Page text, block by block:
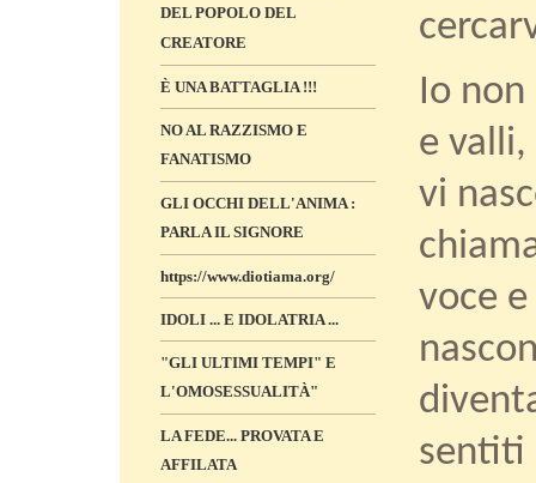
DEL POPOLO DEL
CREATORE
È UNA BATTAGLIA !!!
NO AL RAZZISMO E
FANATISMO
GLI OCCHI DELL'ANIMA :
PARLA IL SIGNORE
https://www.diotiama.org/
IDOLI ... E IDOLATRIA ...
"GLI ULTIMI TEMPI" E
L'OMOSESSUALITÀ"
LA FEDE... PROVATA E
AFFILATA
Io
e
vi
voce
sentiti